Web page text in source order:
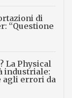
di
“Questione
La Physical
industriale:
agli errori da